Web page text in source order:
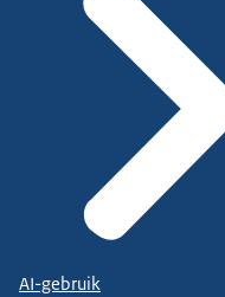
AI-gebruik